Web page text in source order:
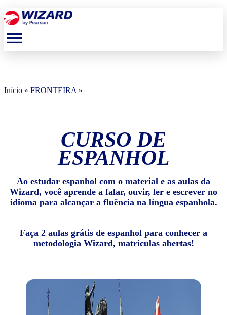
menu
Início » FRONTEIRA »
CURSO DE
ESPANHOL
Ao estudar espanhol com o material e as aulas da
Wizard, você aprende a falar, ouvir, ler e escrever no
idioma para alcançar a fluência na língua espanhola.
Faça 2 aulas grátis de espanhol para conhecer a
metodologia Wizard, matrículas abertas!